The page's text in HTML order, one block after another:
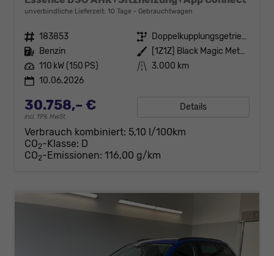
unverbindliche Lieferzeit: 10 Tage Gebrauchtwagen
Fahrzeugnr. 183853 Getriebe
Doppelkupplungsgetriebe (DSG)
Kraftstoff Benzin Außenfarbe
[1Z1Z] Black Magic Metallic
Leistung 110 kW (150 PS) Kilometerstand 3.000 km
10.06.2026
30.758,– €
incl. 19% MwSt.
Details
Verbrauch kombiniert: 5,10 l/100km
CO2-Klasse: D
CO2-Emissionen: 116,00 g/km